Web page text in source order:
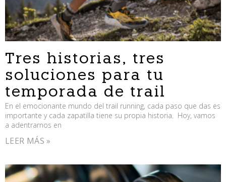
Tres historias, tres
soluciones para tu
temporada de trail
En el emocionante mundo del trail running, cada paso que das es
importante y cada zapatilla tiene su propia historia. Hoy, vamos
a adentrarnos en
LEER MÁS »